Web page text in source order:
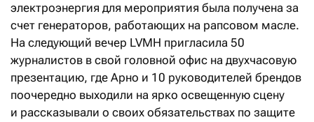
электроэнергия для мероприятия была получена за
счет генераторов, работающих на рапсовом масле.
На следующий вечер LVMH пригласила 50
журналистов в свой головной офис на двухчасовую
презентацию, где Арно и 10 руководителей брендов
поочередно выходили на ярко освещенную сцену
и рассказывали о своих обязательствах по защите